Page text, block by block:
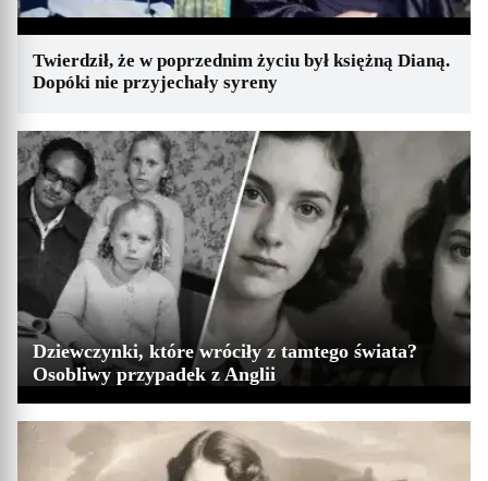
Twierdził, że w poprzednim życiu był księżną Dianą.
Dopóki nie przyjechały syreny
Dziewczynki, które wróciły z tamtego świata?
Osobliwy przypadek z Anglii